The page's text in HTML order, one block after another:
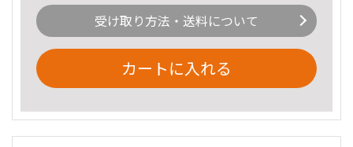
受け取り方法・送料について
カートに入れる